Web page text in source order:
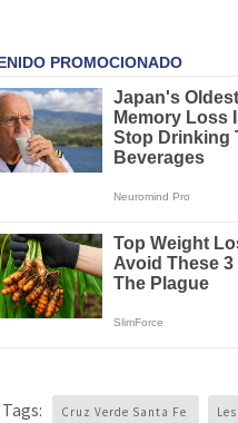
Tags: Cruz Verde Santa Fe